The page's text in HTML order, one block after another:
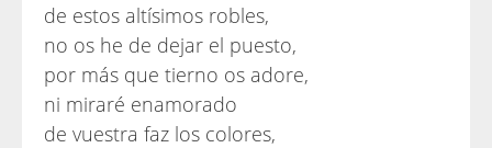
de estos altísimos robles,
no os he de dejar el puesto,
por más que tierno os adore,
ni miraré enamorado
de vuestra faz los colores,